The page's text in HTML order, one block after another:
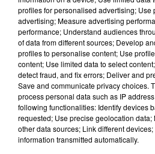
Destination
votre séjour
de la...
Destination
vous !
profiles for personalised advertising; Use
advertising; Measure advertising
performance; Understand audiences
of data from different sources; Develop
profiles to personalise content; Use
content; Use limited data to select
detect fraud, and fix errors; Deliver and
Save and communicate privacy choices.
process personal data such as IP
following functionalities: Identify devices
requested; Use precise geolocation
other data sources; Link different
information transmitted automatically.